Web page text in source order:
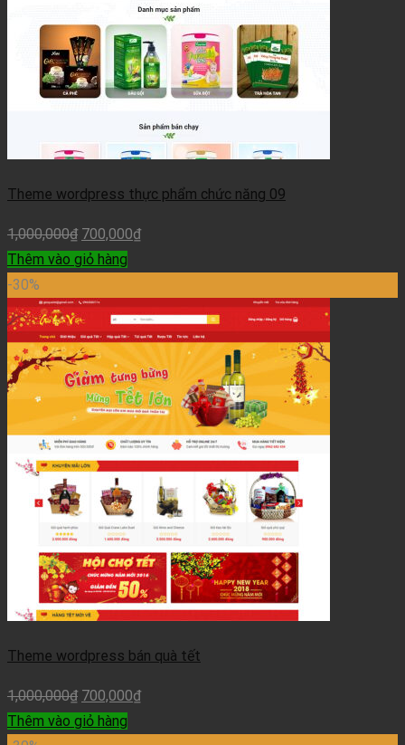
Theme wordpress thực phẩm chức năng 09
1,000,000₫ 700,000₫
Thêm vào giỏ hàng
-30%
Theme wordpress bán quà tết
1,000,000₫ 700,000₫
Thêm vào giỏ hàng